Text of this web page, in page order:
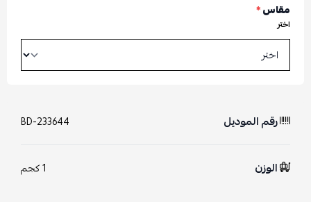
مقاس*
اختر
رقم الموديل BD-233644
الوزن 1 كجم